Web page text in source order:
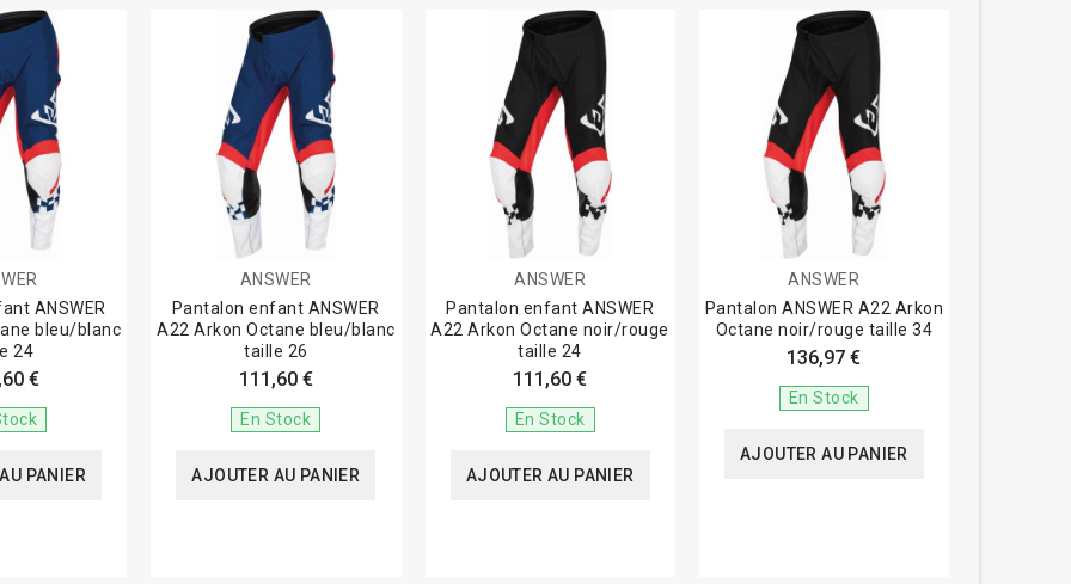
ANSWER
bleu/blanc
24
€
PANIER
ANSWER
Pantalon enfant ANSWER
A22 Arkon Octane bleu/blanc
taille 26
111,60 €
En Stock
AJOUTER AU PANIER
ANSWER
Pantalon enfant ANSWER
A22 Arkon Octane noir/rouge
taille 24
111,60 €
En Stock
AJOUTER AU PANIER
ANSWER
Pantalon ANSWER A22 Arkon
Octane noir/rouge taille 34
136,97 €
En Stock
AJOUTER AU PANIER